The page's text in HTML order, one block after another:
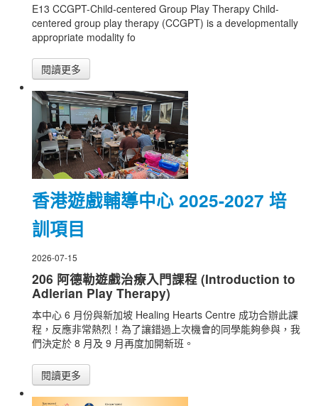
E13 CCGPT-Child-centered Group Play Therapy Child-
centered group play therapy (CCGPT) is a developmentally
appropriate modality fo
閱讀更多
香港遊戲輔導中心 2025-2027 培
訓項目
2026-07-15
206 阿德勒遊戲治療入門課程 (Introduction to
Adlerian Play Therapy)
本中心 6 月份與新加坡 Healing Hearts Centre 成功合辦此課
程，反應非常熱烈！為了讓錯過上次機會的同學能夠參與，我
們決定於 8 月及 9 月再度加開新班。
閱讀更多